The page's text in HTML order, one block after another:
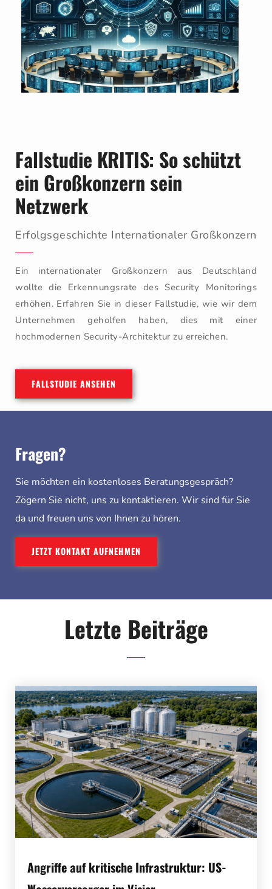
Fallstudie KRITIS: So schützt
ein Großkonzern sein
Netzwerk
Erfolgsgeschichte Internationaler Großkonzern
Ein internationaler Großkonzern aus Deutschland
wollte die Erkennungsrate des Security Monitorings
erhöhen. Erfahren Sie in dieser Fallstudie, wie wir dem
Unternehmen geholfen haben, dies mit einer
hochmodernen Security-Architektur zu erreichen.
FALLSTUDIE ANSEHEN
Fragen?
Sie möchten ein kostenloses Beratungsgespräch?
Zögern Sie nicht, uns zu kontaktieren. Wir sind für Sie
da und freuen uns von Ihnen zu hören.
JETZT KONTAKT AUFNEHMEN
Letzte Beiträge
Angriffe auf kritische Infrastruktur: US-